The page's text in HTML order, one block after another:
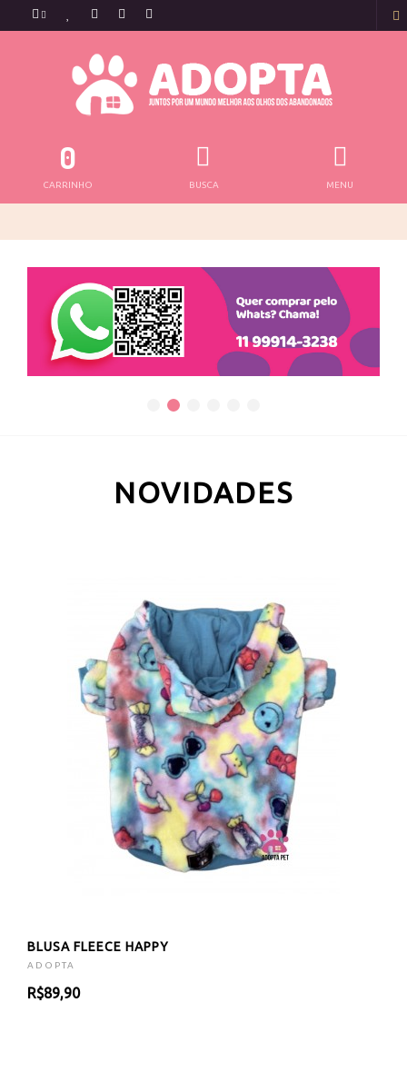
MENU
BUSCA
0
CARRINHO
NOVIDADES
BLUSA FLEECE HAPPY
ADOPTA
R$89,90